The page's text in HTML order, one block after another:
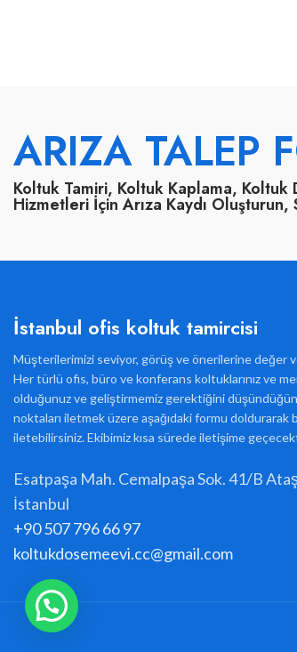
ARIZA TALEP
Koltuk Tamiri, Koltuk Kaplama, Koltuk
Hizmetleri İçin Arıza Kaydı Oluşturun,
İstanbul ofis koltuk tamircisi
Müşterilerimizi seviyor, görüş ve önerilerine değer
Her türlü ofis, büro ve konferans koltuklarınız ve
olduğunuz ve geliştirmemiz gerektiğini
noktaları iletmek üzere aşağıdaki formu doldurarak
iletebilirsiniz. Ekibimiz kısa sürede iletişime
Esatpaşa Mah. Cemalpaşa Sok. 41/B
İstanbul
+90 507 796 66 97
koltukdosemeevi.cc@gmail.com